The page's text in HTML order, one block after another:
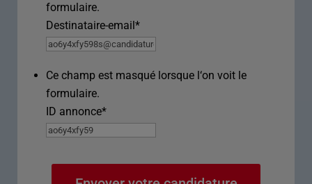
formulaire.
Destinataire-email*
Ce champ est masqué lorsque l‘on voit le
formulaire.
ID annonce*